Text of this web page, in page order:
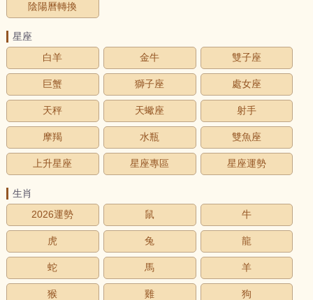
陰陽曆轉換
星座
白羊
金牛 雙子座
巨蟹 獅子座 處女座
天秤 天蠍座 射手
摩羯 水瓶 雙魚座
上升星座 星座專區 星座運勢
生肖
2026運勢
鼠 牛
虎 兔 龍
蛇 馬 羊
猴 雞 狗